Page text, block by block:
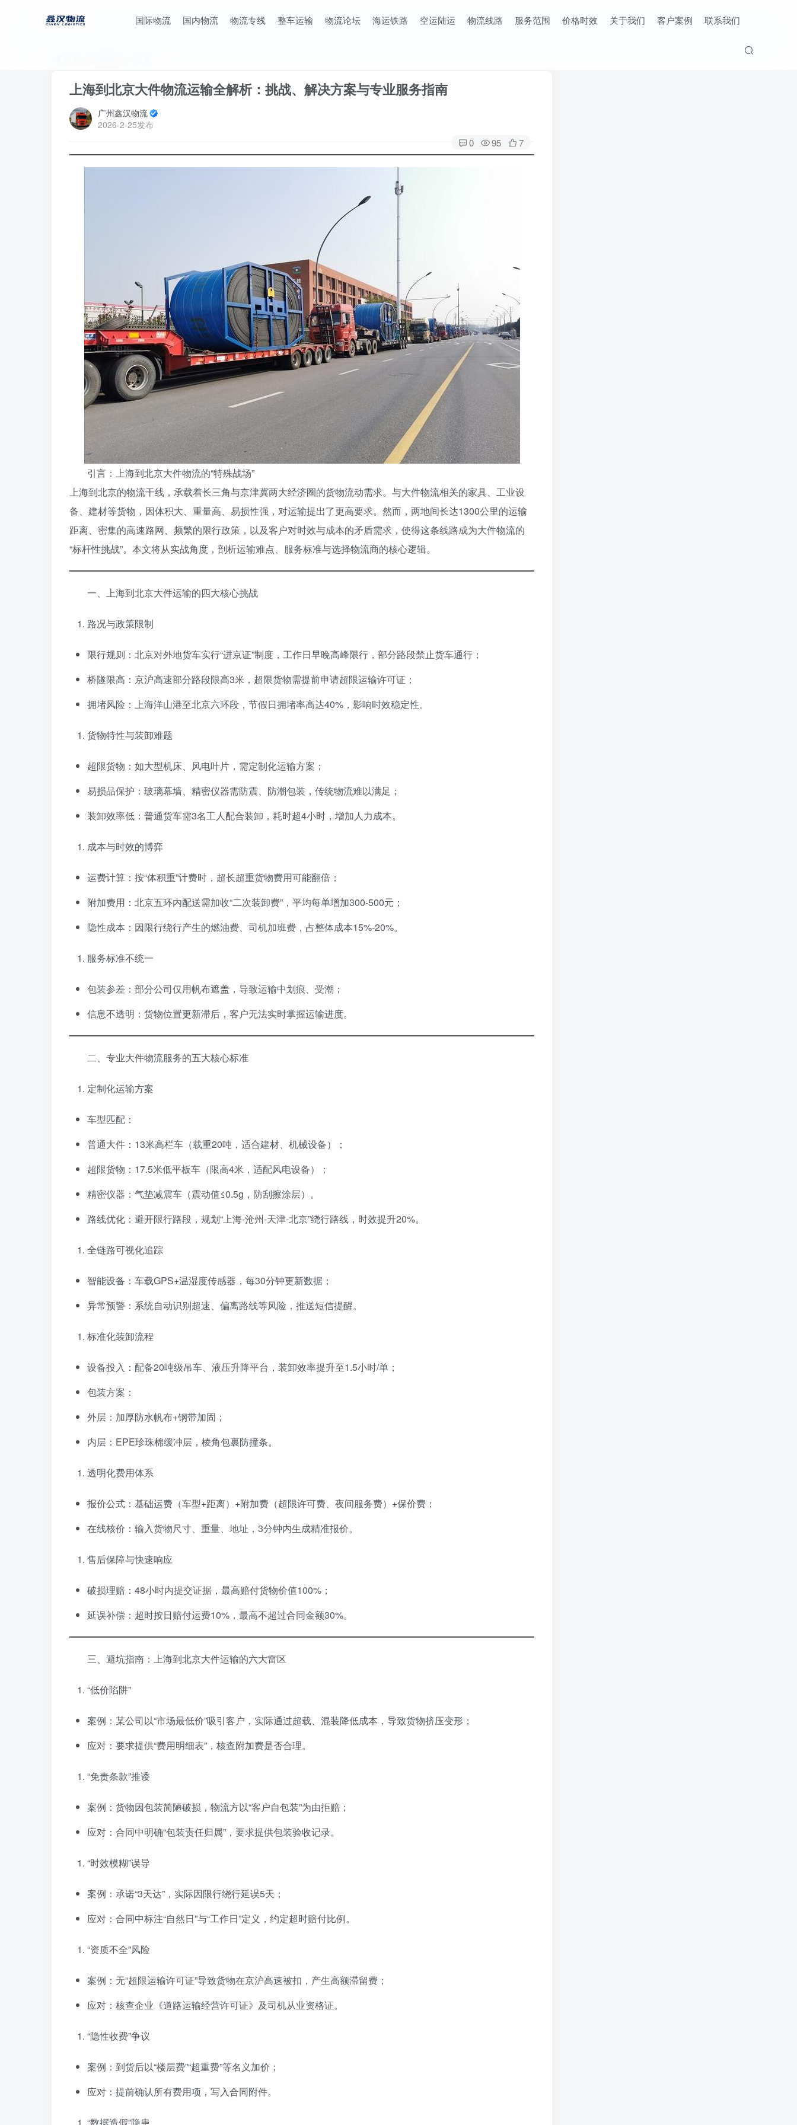
国际物流 国内物流 物流专线 整车运输 物流论坛 海运铁路 空运陆运 物流线路 服务范围 价格时效 关于我们 客户案例 联系我们
上海到北京大件物流运输全解析：挑战、解决方案与专业服务指南
广州鑫汉物流
2026-2-25发布
0 95 7
引言：上海到北京大件物流的“特殊战场”
上海到北京的物流干线，承载着长三角与京津冀两大经济圈的货物流动需求。与大件物流相关的家具、工业设
备、建材等货物，因体积大、重量高、易损性强，对运输提出了更高要求。然而，两地间长达1300公里的运输
距离、密集的高速路网、频繁的限行政策，以及客户对时效与成本的矛盾需求，使得这条线路成为大件物流的
“标杆性挑战”。本文将从实战角度，剖析运输难点、服务标准与选择物流商的核心逻辑。
一、上海到北京大件运输的四大核心挑战
路况与政策限制
限行规则：北京对外地货车实行“进京证”制度，工作日早晚高峰限行，部分路段禁止货车通行；
桥隧限高：京沪高速部分路段限高3米，超限货物需提前申请超限运输许可证；
拥堵风险：上海洋山港至北京六环段，节假日拥堵率高达40%，影响时效稳定性。
货物特性与装卸难题
超限货物：如大型机床、风电叶片，需定制化运输方案；
易损品保护：玻璃幕墙、精密仪器需防震、防潮包装，传统物流难以满足；
装卸效率低：普通货车需3名工人配合装卸，耗时超4小时，增加人力成本。
成本与时效的博弈
运费计算：按“体积重”计费时，超长超重货物费用可能翻倍；
附加费用：北京五环内配送需加收“二次装卸费”，平均每单增加300-500元；
隐性成本：因限行绕行产生的燃油费、司机加班费，占整体成本15%-20%。
服务标准不统一
包装参差：部分公司仅用帆布遮盖，导致运输中划痕、受潮；
信息不透明：货物位置更新滞后，客户无法实时掌握运输进度。
二、专业大件物流服务的五大核心标准
定制化运输方案
车型匹配：
普通大件：13米高栏车（载重20吨，适合建材、机械设备）；
超限货物：17.5米低平板车（限高4米，适配风电设备）；
精密仪器：气垫减震车（震动值≤0.5g，防刮擦涂层）。
路线优化：避开限行路段，规划“上海-沧州-天津-北京”绕行路线，时效提升20%。
全链路可视化追踪
智能设备：车载GPS+温湿度传感器，每30分钟更新数据；
异常预警：系统自动识别超速、偏离路线等风险，推送短信提醒。
标准化装卸流程
设备投入：配备20吨级吊车、液压升降平台，装卸效率提升至1.5小时/单；
包装方案：
外层：加厚防水帆布+钢带加固；
内层：EPE珍珠棉缓冲层，棱角包裹防撞条。
透明化费用体系
报价公式：基础运费（车型+距离）+附加费（超限许可费、夜间服务费）+保价费；
在线核价：输入货物尺寸、重量、地址，3分钟内生成精准报价。
售后保障与快速响应
破损理赔：48小时内提交证据，最高赔付货物价值100%；
延误补偿：超时按日赔付运费10%，最高不超过合同金额30%。
三、避坑指南：上海到北京大件运输的六大雷区
“低价陷阱”
案例：某公司以“市场最低价”吸引客户，实际通过超载、混装降低成本，导致货物挤压变形；
应对：要求提供“费用明细表”，核查附加费是否合理。
“免责条款”推诿
案例：货物因包装简陋破损，物流方以“客户自包装”为由拒赔；
应对：合同中明确“包装责任归属”，要求提供包装验收记录。
“时效模糊”误导
案例：承诺“3天达”，实际因限行绕行延误5天；
应对：合同中标注“自然日”与“工作日”定义，约定超时赔付比例。
“资质不全”风险
案例：无“超限运输许可证”导致货物在京沪高速被扣，产生高额滞留费；
应对：核查企业《道路运输经营许可证》及司机从业资格证。
“隐性收费”争议
案例：到货后以“楼层费”“超重费”等名义加价；
应对：提前确认所有费用项，写入合同附件。